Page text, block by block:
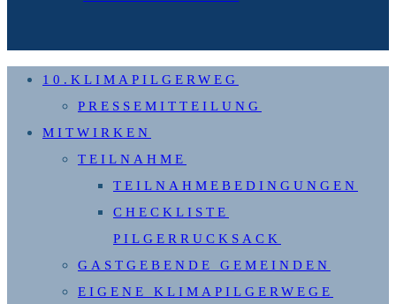
10.KLIMAPILGERWEG
PRESSEMITTEILUNG
MITWIRKEN
TEILNAHME
TEILNAHMEBEDINGUNGEN
CHECKLISTE
PILGERRUCKSACK
GASTGEBENDE GEMEINDEN
EIGENE KLIMAPILGERWEGE